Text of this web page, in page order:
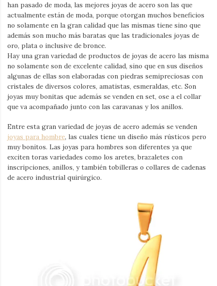
han pasado de moda, las mejores joyas de acero son las que
actualmente están de moda, porque otorgan muchos beneficios
no solamente en la gran calidad que las mismas tiene sino que
además son mucho más baratas que las tradicionales joyas de
oro, plata o inclusive de bronce.
Hay una gran variedad de productos de joyas de acero las misma
no solamente son de excelente calidad, sino que en sus diseños
algunas de ellas son elaboradas con piedras semipreciosas con
cristales de diversos colores, amatistas, esmeraldas, etc. Son
joyas muy bonitas que además se venden en set, ose a el collar
que va acompañado junto con las caravanas y los anillos.
Entre esta gran variedad de joyas de acero además se venden
joyas para hombre, las cuales tiene un diseño más rústicos pero
muy bonitos. Las joyas para hombres son diferentes ya que
exciten toras variedades como los aretes, brazaletes con
inscripciones, anillos, y también tobilleras o collares de cadenas
de acero industrial quirúrgico.